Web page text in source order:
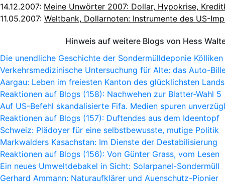
14.12.2007: Meine Unwörter 2007: Dollar, Hypokrise,
11.05.2007: Weltbank, Dollarnoten: Instrumente des US-
Hinweis auf weitere Blogs von Hess
Die unendliche Geschichte der Sondermülldeponie Kölliken
Verkehrsmedizinische Untersuchung für Alte: das Auto-
Aargau: Leben im freiesten Kanton des glücklichsten Lands
Reaktionen auf Blogs (158): Nachwehen zur Blatter-Wahl 5
Auf US-Befehl skandalisierte Fifa. Medien spuren
Reaktionen auf Blogs (157): Duftendes aus dem Ideentopf
Schweiz: Plädoyer für eine selbstbewusste, mutige Politik
Markwalders Kasachstan: Im Dienste der Destabilisierung
Reaktionen auf Blogs (156): Von Günter Grass, vom Lesen
Ein neues Umweltdebakel in Sicht: Solarpanel-Sondermüll
Gerhard Ammann: Naturaufklärer und Auenschutz-Pionier